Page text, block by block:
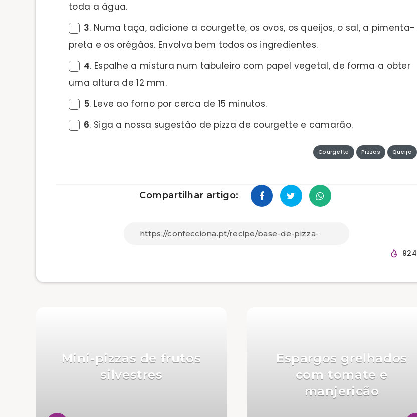
toda a água.
3. Numa taça, adicione a courgette, os ovos, os queijos, o sal, a pimenta-
preta e os orégãos. Envolva bem todos os ingredientes.
4. Espalhe a mistura num tabuleiro com papel vegetal, de forma a obter
uma altura de 12 mm.
5. Leve ao forno por cerca de 15 minutos.
6. Siga a nossa sugestão de pizza de courgette e camarão.
Courgette Pizzas Queijo
Compartilhar artigo:
924
Espargos grelhados
com tomate e
manjericão
Mini-pizzas de frutos
silvestres